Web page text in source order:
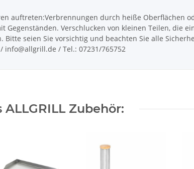
auftreten:Verbrennungen durch heiße Oberflächen
Verschlucken von kleinen Teilen, die
seien Sie vorsichtig und beachten Sie alle
info@allgrill.de / Tel.: 07231/765752
Zubehör: